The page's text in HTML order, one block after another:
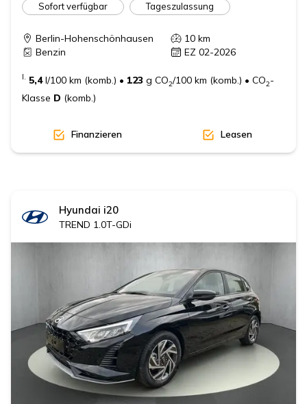
Sofort verfügbar Tageszulassung
Berlin-Hohenschönhausen 10 km
Benzin
EZ 02-2026
I. 5,4 l/100 km (komb.) • 123 g CO2/100 km (komb.) • CO2-
Klasse D (komb.)
Finanzieren Leasen
Hyundai i20
TREND 1.0T-GDi